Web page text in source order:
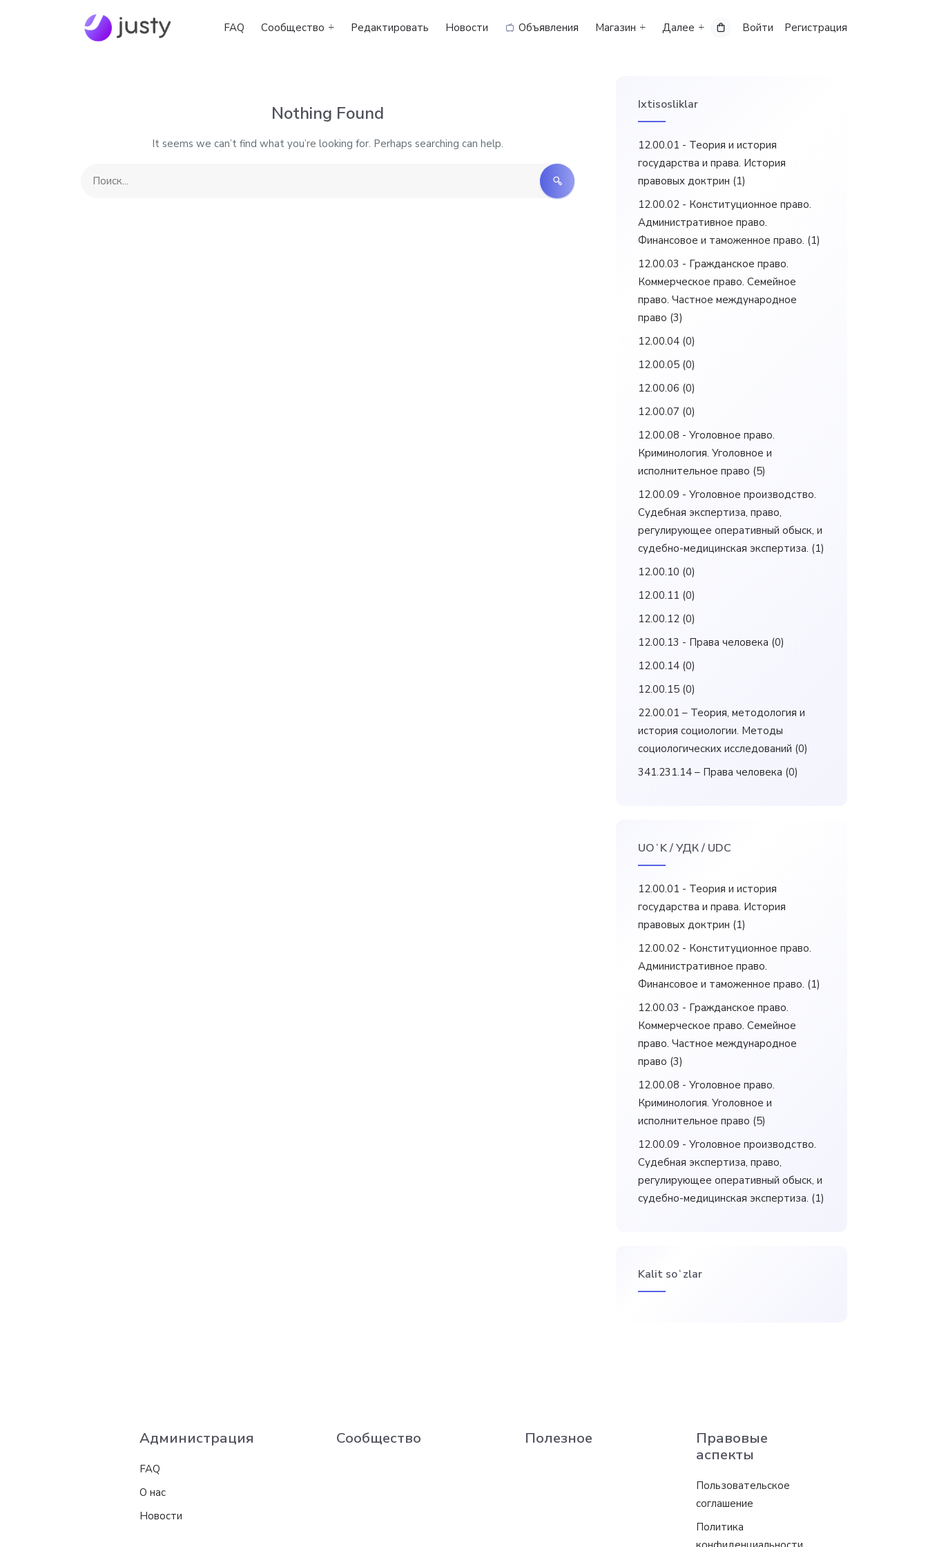
FAQ Сообщество Редактировать Новости Объявления Магазин Далее Войти Регистрация
Nothing Found
It seems we can’t find what you’re looking for. Perhaps searching can help.
Ixtisosliklar
12.00.01 - Теория и история
государства и права. История
правовых доктрин (1)
12.00.02 - Конституционное право.
Административное право.
Финансовое и таможенное право. (1)
12.00.03 - Гражданское право.
Коммерческое право. Семейное
право. Частное международное
право (3)
12.00.04 (0)
12.00.05 (0)
12.00.06 (0)
12.00.07 (0)
12.00.08 - Уголовное право.
Криминология. Уголовное и
исполнительное право (5)
12.00.09 - Уголовное производство.
Судебная экспертиза, право,
регулирующее оперативный обыск, и
судебно-медицинская экспертиза. (1)
12.00.10 (0)
12.00.11 (0)
12.00.12 (0)
12.00.13 - Права человека (0)
12.00.14 (0)
12.00.15 (0)
22.00.01 – Теория, методология и
история социологии. Методы
социологических исследований (0)
341.231.14 – Права человека (0)
UOʻK / УДК / UDC
12.00.01 - Теория и история
государства и права. История
правовых доктрин (1)
12.00.02 - Конституционное право.
Административное право.
Финансовое и таможенное право. (1)
12.00.03 - Гражданское право.
Коммерческое право. Семейное
право. Частное международное
право (3)
12.00.08 - Уголовное право.
Криминология. Уголовное и
исполнительное право (5)
12.00.09 - Уголовное производство.
Судебная экспертиза, право,
регулирующее оперативный обыск, и
судебно-медицинская экспертиза. (1)
Kalit soʻzlar
Администрация
FAQ
О нас
Новости
Сообщество Полезное
Правовые
аспекты
Пользовательское
соглашение
Политика